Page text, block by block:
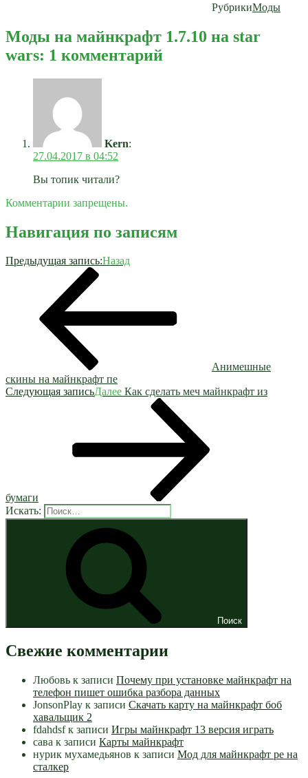
РубрикиМоды
Моды на майнкрафт 1.7.10 на star
wars: 1 комментарий
Kern:
27.04.2017 в 04:52
Вы топик читали?
Комментарии запрещены.
Навигация по записям
Предыдущая запись:Назад
Анимешные
скины на майнкрафт пе
Следующая записьДалее Как сделать меч майнкрафт из
бумаги
Искать:
Поиск
Свежие комментарии
Любовь к записи Почему при установке майнкрафт на
телефон пишет ошибка разбора данных
JonsonPlay к записи Скачать карту на майнкрафт боб
хавальщик 2
fdahdsfк записи Игры майнкрафт 13 версия играть
сава к записи Карты майнкрафт
нурик мухамедьянов к записи Мод для майнкрафт pe на
сталкер